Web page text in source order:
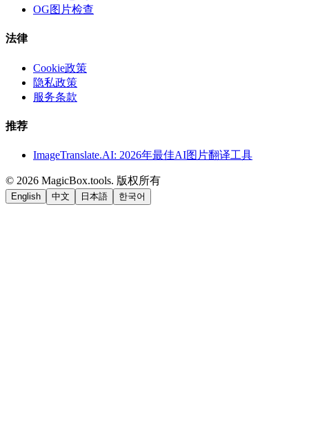
OG图片检查
法律
Cookie政策
隐私政策
服务条款
推荐
ImageTranslate.AI: 2026年最佳AI图片翻译工具
© 2026 MagicBox.tools. 版权所有
English 中文 日本語 한국어